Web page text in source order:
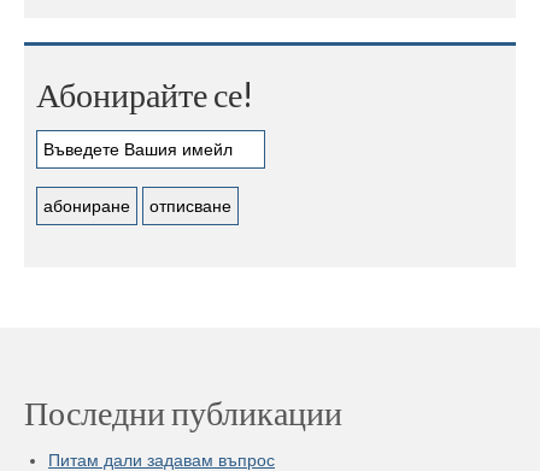
Абонирайте се!
Последни публикации
Питам дали задавам въпрос